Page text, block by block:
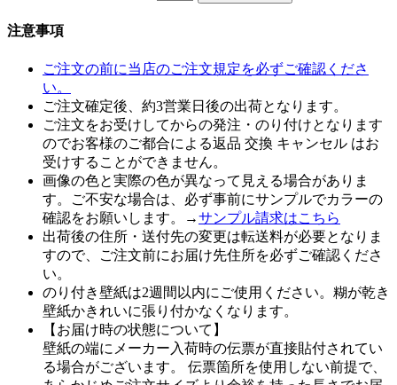
注意事項
ご注文の前に当店のご注文規定を必ずご確認くださ
い。
ご注文確定後、約3営業日後の出荷となります。
ご注文をお受けしてからの発注・のり付けとなります
のでお客様のご都合による返品 交換 キャンセル はお
受けすることができません。
画像の色と実際の色が異なって見える場合がありま
す。ご不安な場合は、必ず事前にサンプルでカラーの
確認をお願いします。→サンプル請求はこちら
出荷後の住所・送付先の変更は転送料が必要となりま
すので、ご注文前にお届け先住所を必ずご確認くださ
い。
のり付き壁紙は2週間以内にご使用ください。糊が乾き
壁紙かきれいに張り付かなくなります。
【お届け時の状態について】
壁紙の端にメーカー入荷時の伝票が直接貼付されてい
る場合がございます。 伝票箇所を使用しない前提で、